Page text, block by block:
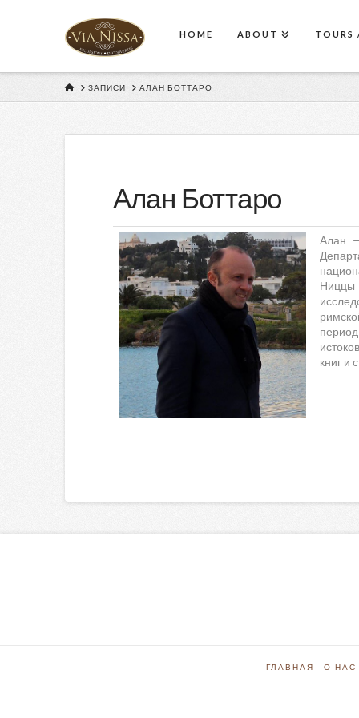
HOME ABOUT TOURS
HOMEЗАПИСИ АЛАН БОТТАРО
Алан Боттаро
Алан
книг и
ГЛАВНАЯ О НАС